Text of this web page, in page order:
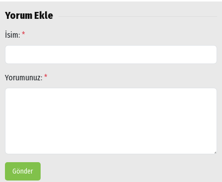
Yorum Ekle
İsim: *
Yorumunuz: *
Gönder
Popüler
Aramalar: